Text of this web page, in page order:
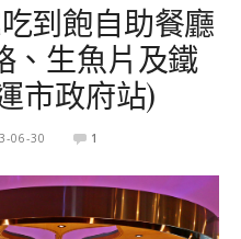
到飽自助餐廳
、生魚片及鐵
市政府站)
06-30 1